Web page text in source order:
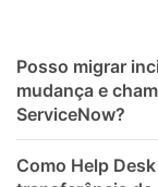
Posso migrar
mudança e
ServiceNow?
Como Help